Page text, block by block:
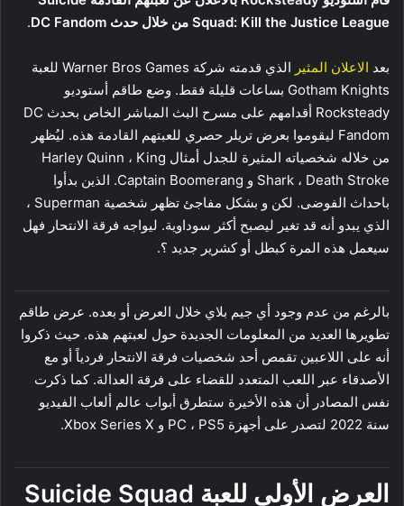
Squad: Kill the Justice League من خلال حدث DC Fandom
.
بعد الاعلان المثير
الذي قدمته شركة Warner Bros Games للعبة
Gotham Knights بساعات قليلة فقط. وضع طاقم أستوديو
Rocksteady أقدامهم على مسرح البث المباشر الخاص بحدث DC
Fandom ليقوموا بعرض تريلر حصري للعبتهم القادمة هذه. ليُظهر
من خلاله شخصياته المثيرة للجدل أمثال Harley Quinn ، King
Shark ، Death Stroke و Captain Boomerang. الذين بدأوا
باحداث الفوضى. لكن و بشكل مفاجئ تظهر شخصية Superman ،
الذي يبدو أنه قد تغير ليصبح أكثر سوداوية. ليواجه فرقة الانتحار فهل
سيعمل هذه المرة كبطل أو كشرير جديد ؟.
بالرغم من عدم وجود أي جيم بلاي خلال العرض أو بعده. عرض طاقم
تطويرها العديد من المعلومات الجديدة حول لعبتهم هذه. حيث ذكروا
أنه على اللاعبين تقمص أحد شخصيات فرقة الانتحار فردياً أو مع
الأصدقاء عبر اللعب المتعدد للقضاء على فرقة العدالة. كما ذكرت
نفس المصادر أن هذه الأخيرة ستطرق أبواب عالم ألعاب الفيديو
سنة 2022 لتصدر على أجهزة PC ، PS5 و Xbox Series X.
العرض الأولي للعبة Suicide Squad